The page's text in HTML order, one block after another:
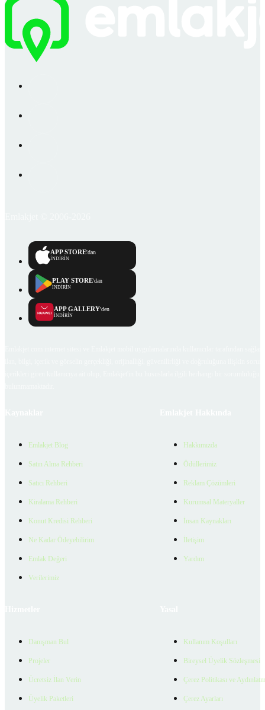
APP STORE'dan
İNDİRİN
PLAY STORE'dan
İNDİRİN
APP GALLERY'den
İNDİRİN
Emlakjet Blog
Satın Alma Rehberi
Satıcı Rehberi
Kiralama Rehberi
Konut Kredisi Rehberi
Ne Kadar Ödeyebilirim
Emlak Değeri
Verilerimiz
Hakkımızda
Ödüllerimiz
Reklam Çözümleri
Kurumsal Materyaller
İnsan Kaynakları
İletişim
Yardım
Danışman Bul
Projeler
Ücretsiz İlan Verin
Üyelik Paketleri
Kullanım Koşulları
Bireysel Üyelik Sözleşmesi
Çerez Politikası ve
Çerez Ayarları